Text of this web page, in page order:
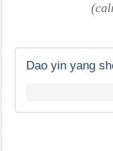
Dao yin yang